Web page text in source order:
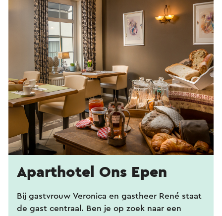
Aparthotel Ons Epen
Bij gastvrouw Veronica en gastheer René staat
de gast centraal. Ben je op zoek naar een